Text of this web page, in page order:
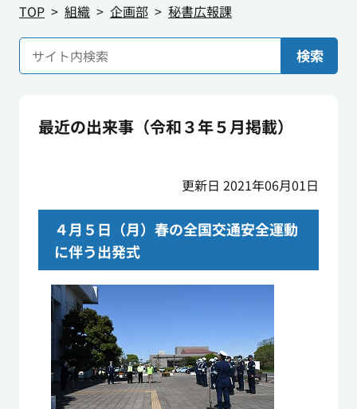
TOP
組織 企画部 秘書広報課
検索
最近の出来事（令和３年５月掲載）
更新日 2021年06月01日
４月５日（月）春の全国交通安全運動
に伴う出発式